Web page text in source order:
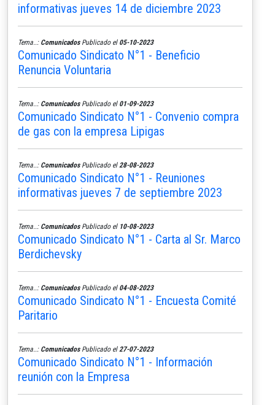
informativas jueves 14 de diciembre 2023
Tema..: ComunicadosPublicado el 05-10-2023
Comunicado Sindicato N°1 - Beneficio
Renuncia Voluntaria
Tema..: ComunicadosPublicado el 01-09-2023
Comunicado Sindicato N°1 - Convenio compra
de gas con la empresa Lipigas
Tema..: ComunicadosPublicado el 28-08-2023
Comunicado Sindicato N°1 - Reuniones
informativas jueves 7 de septiembre 2023
Tema..: ComunicadosPublicado el 10-08-2023
Comunicado Sindicato N°1 - Carta al Sr. Marco
Berdichevsky
Tema..: ComunicadosPublicado el 04-08-2023
Comunicado Sindicato N°1 - Encuesta Comité
Paritario
Tema..: ComunicadosPublicado el 27-07-2023
Comunicado Sindicato N°1 - Información
reunión con la Empresa